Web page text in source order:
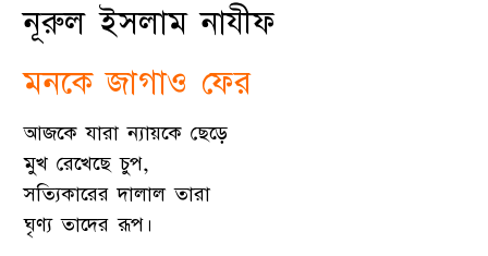
নূরুল ইসলাম নাযীফ
মনকে জাগাও ফের
আজকে যারা ন্যায়কে ছেড়ে
মুখ রেখেছে চুপ,
সত্যিকারের দালাল তারা
ঘৃণ্য তাদের রূপ।